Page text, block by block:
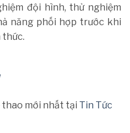
đội hình, thử nghiệm
năng phối hợp trước khi
thức.
mới nhất tại Tin Tức